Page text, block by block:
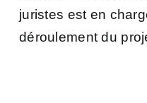
juristes est en
déroulement du